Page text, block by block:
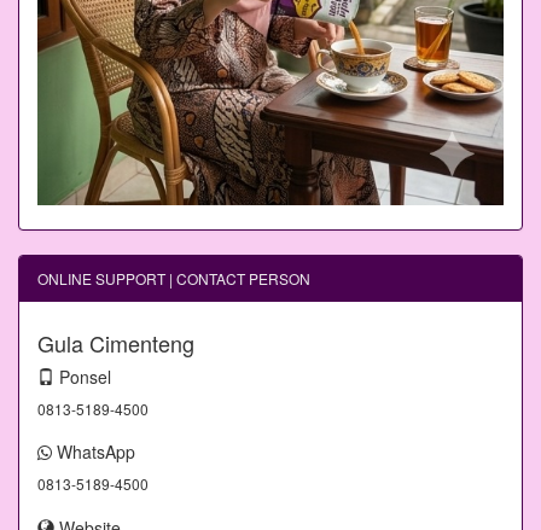
ONLINE SUPPORT | CONTACT PERSON
Gula Cimenteng
Ponsel
0813-5189-4500
WhatsApp
0813-5189-4500